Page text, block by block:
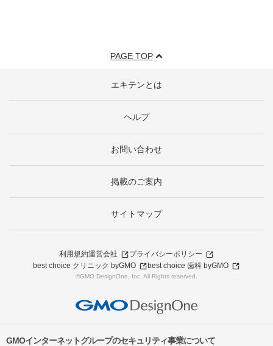
PAGE TOP
エキテンとは
ヘルプ
お問い合わせ
掲載のご案内
サイトマップ
利用規約運営会社
プライバシーポリシー
best choice クリニック byGMO
best choice 歯科 byGMO
©GMO DesignOne, Inc. All Rights reserved.
GMOインターネットグループのセキュリティ事業について